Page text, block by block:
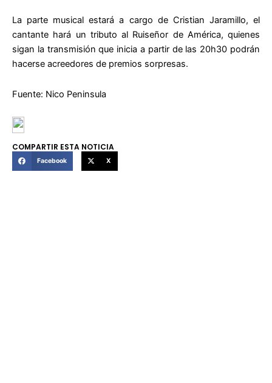
La parte musical estará a cargo de Cristian Jaramillo, el
cantante hará un tributo al Ruiseñor de América, quienes
sigan la transmisión que inicia a partir de las 20h30 podrán
hacerse acreedores de premios sorpresas.
Fuente: Nico Peninsula
COMPARTIR ESTA NOTICIA
Facebook X